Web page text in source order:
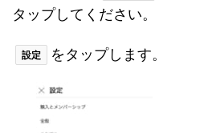
タップしてください。
設定 をタップします。